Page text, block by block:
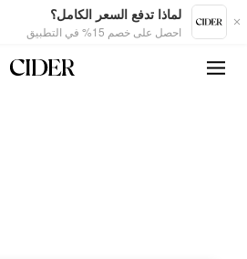
لماذا تدفع السعر الكامل؟
احصل على خصم 15% في التطبيق